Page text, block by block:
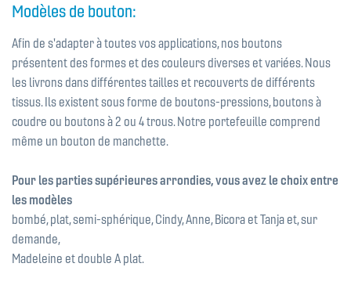
Modèles de bouton:
Afin de s'adapter à toutes vos applications, nos boutons
présentent des formes et des couleurs diverses et variées. Nous
les livrons dans différentes tailles et recouverts de différents
tissus. Ils existent sous forme de boutons-pressions, boutons à
coudre ou boutons à 2 ou 4 trous. Notre portefeuille comprend
même un bouton de manchette.
Pour les parties supérieures arrondies, vous avez le choix entre
les modèles
bombé, plat, semi-sphérique, Cindy, Anne, Bicora et Tanja et, sur
demande,
Madeleine et double A plat.